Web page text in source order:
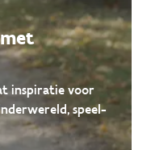
inspiratie voor
speel-